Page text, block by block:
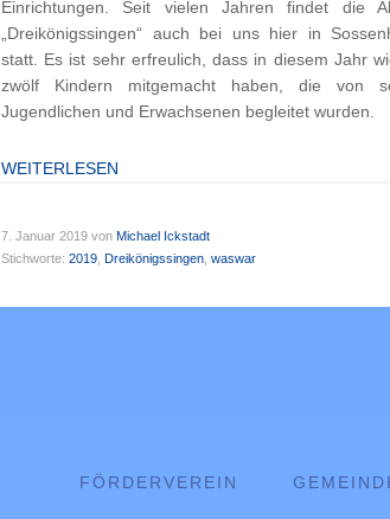
Einrichtungen. Seit vielen Jahren findet die
„Dreikönigssingen“ auch bei uns hier in
statt. Es ist sehr erfreulich, dass in diesem Jahr
zwölf Kindern mitgemacht haben, die von
Jugendlichen und Erwachsenen begleitet wurden.
WEITERLESEN
7. Januar 2019 von Michael Ickstadt
Stichworte: 2019 Dreikönigssingen waswar
FÖRDERVEREIN